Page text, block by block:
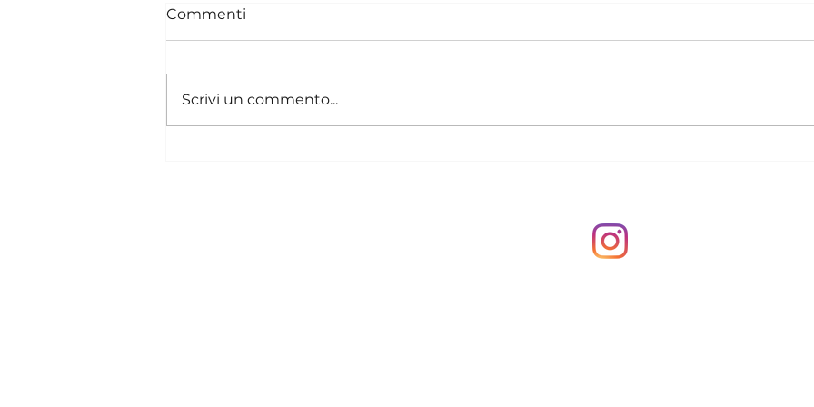
Commenti
Scrivi un commento...